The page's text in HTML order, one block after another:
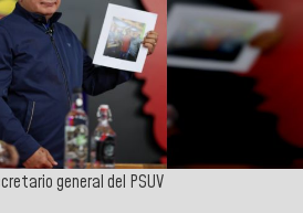
general del PSUV